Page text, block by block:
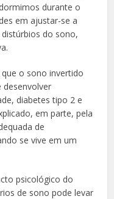
durante o
em ajustar-se a
do sono,
o sono invertido
desenvolver
diabetes tipo 2 e
em parte, pela
de
se vive em um
psicológico do
de sono pode levar